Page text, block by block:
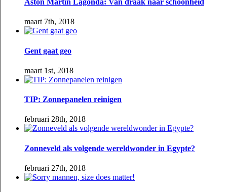
Aston Martin Lagonda: Van draak naar schoonheid
maart 7th, 2018
Gent gaat geo
maart 1st, 2018
TIP: Zonnepanelen reinigen
februari 28th, 2018
Zonneveld als volgende wereldwonder in Egypte?
februari 27th, 2018